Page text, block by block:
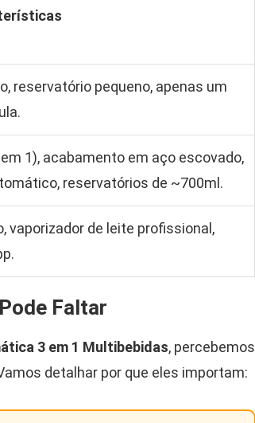
reservatório pequeno, apenas um
1), acabamento em aço escovado,
reservatórios de ~700ml.
vaporizador de leite profissional,
Faltar
3 em 1 Multibebidas, percebemos
detalhar por que eles importam: